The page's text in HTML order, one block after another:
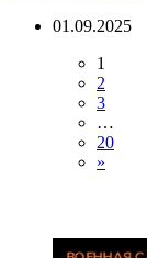
01.09.2025
1
2
3
…
20
»